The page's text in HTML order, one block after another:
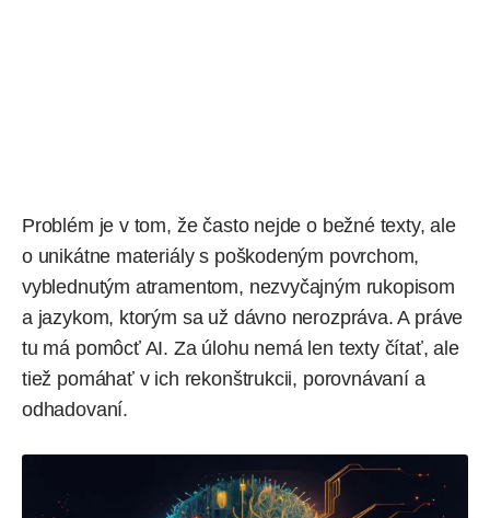
Problém je v tom, že často nejde o bežné texty, ale
o unikátne materiály s poškodeným povrchom,
vyblednutým atramentom, nezvyčajným rukopisom
a jazykom, ktorým sa už dávno nerozpráva. A práve
tu má pomôcť AI. Za úlohu nemá len texty čítať, ale
tiež pomáhať v ich rekonštrukcii, porovnávaní a
odhadovaní.